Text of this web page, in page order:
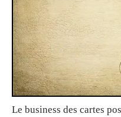
Le business des cartes